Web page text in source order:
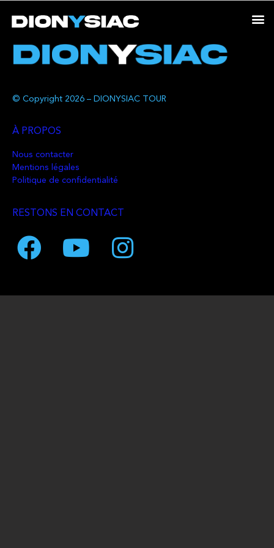
© Copyright 2026 – DIONYSIAC TOUR
À PROPOS
Nous contacter
Mentions légales
Politique de confidentialité
RESTONS EN CONTACT